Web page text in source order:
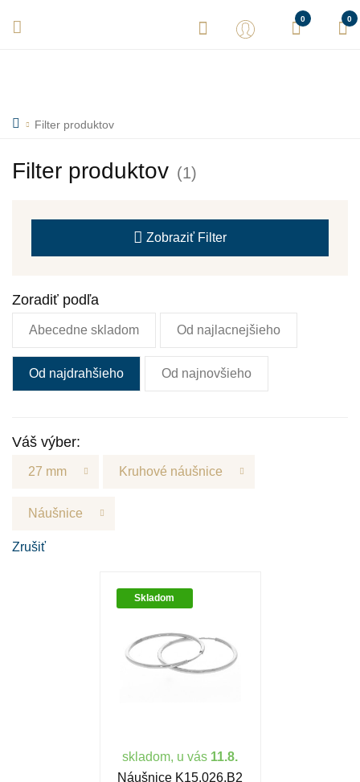
0 0
Filter produktov
Filter produktov (1)
Zobraziť Filter
Zoradiť podľa
Abecedne skladom Od najlacnejšieho
Od najdrahšieho Od najnovšieho
Váš výber:
27 mm Kruhové náušnice
Náušnice
Zrušiť
Skladom
skladom, u vás 11.8.
Náušnice K15.026.B2